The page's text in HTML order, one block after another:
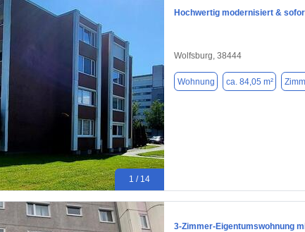
1 / 14
Hochwertig modernisiert &
Wolfsburg, 38444
Wohnung ca. 84,05 m²
3‑Zimmer‑Eigentumswohnung